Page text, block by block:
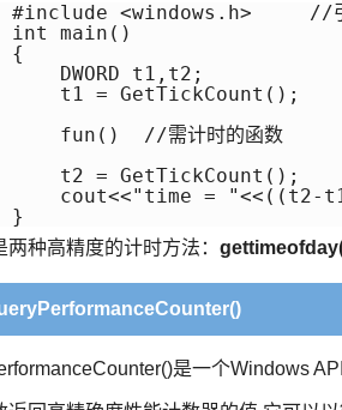
#include <windows.h>　　　//
int main()
{
    DWORD t1,t2;
    t1 = GetTickCount();
    fun()  //需计时的函数
    t2 = GetTickCount();
cout<<"time = "<<((t2-
}
两种高精度的计时方法：
是一个Windows